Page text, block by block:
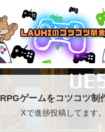
RPGゲームをコツコツ制
Xで進捗投稿してます。